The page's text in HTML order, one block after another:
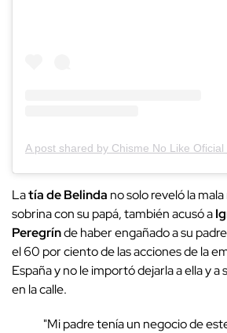
Latía de Belinda no solo reveló la
sobrina con su papá, también acusó a
Peregrínde haber engañado a su
el 60 por ciento de las acciones de la
España y no le importó dejarla a ella y a
en la calle.
"Mi padre tenía un negocio de